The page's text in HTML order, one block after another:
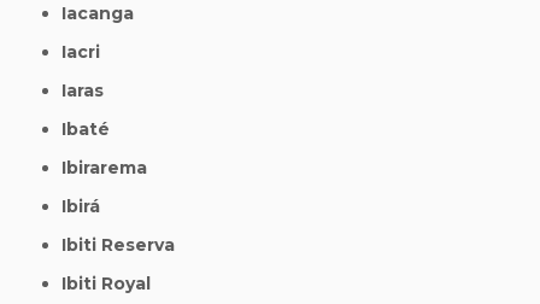
Iacanga
Iacri
Iaras
Ibaté
Ibirarema
Ibirá
Ibiti Reserva
Ibiti Royal